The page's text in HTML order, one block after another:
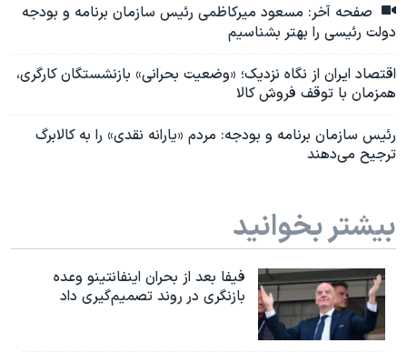
صفحه آخر: مسعود میرکاظمی رئیس سازمان برنامه و بودجه
دولت رئیسی را بهتر بشناسیم
اقتصاد ایران از نگاه نزدیک؛ «وضعیت بحرانی» بازنشستگان کارگری،
همزمان با توقف فروش کالا
رئیس سازمان برنامه‌‌ و بودجه: مردم «یارانه نقدی» را به کالابرگ
ترجیح می‌دهند
بیشتر بخوانید
فیفا بعد از بحران اینفانتینو وعده
بازنگری در روند تصمیم‌گیری داد